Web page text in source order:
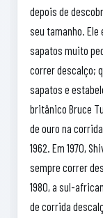
depois de
seu tamanho.
sapatos muito
correr descalço;
sapatos e
britânico Bruce
de ouro na
1962. Em 1970,
sempre correr
1980, a sul-
de corrida